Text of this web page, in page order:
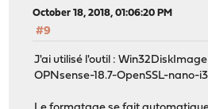
October 18, 2018, 01:06:20 PM
#9
J'ai utilisé l'outil :
OPNsense-18.7-OpenSSL-nano-